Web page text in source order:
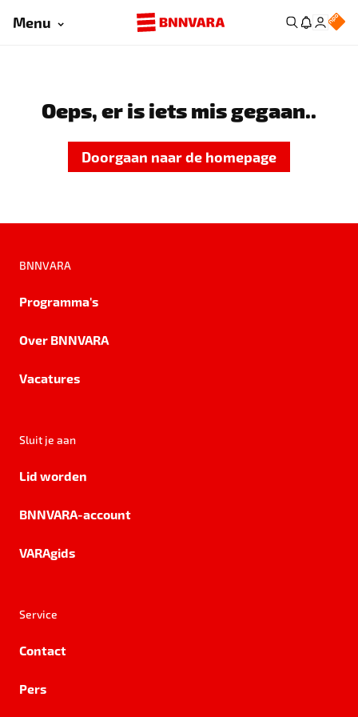
Menu
Oeps, er is iets mis gegaan..
Doorgaan naar de homepage
BNNVARA
Programma's
Over BNNVARA
Vacatures
Sluit je aan
Lid worden
BNNVARA-account
VARAgids
Service
Contact
Pers